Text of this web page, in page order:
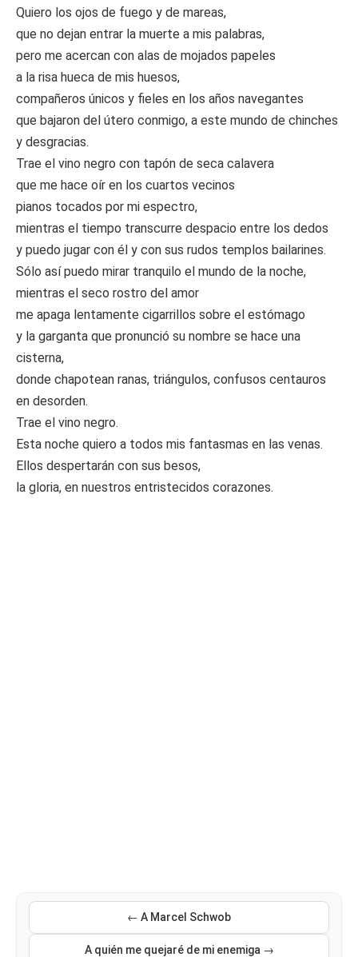
Quiero los ojos de fuego y de mareas,
que no dejan entrar la muerte a mis palabras,
pero me acercan con alas de mojados papeles
a la risa hueca de mis huesos,
compañeros únicos y fieles en los años navegantes
que bajaron del útero conmigo, a este mundo de chinches
y desgracias.
Trae el vino negro con tapón de seca calavera
que me hace oír en los cuartos vecinos
pianos tocados por mi espectro,
mientras el tiempo transcurre despacio entre los dedos
y puedo jugar con él y con sus rudos templos bailarines.
Sólo así puedo mirar tranquilo el mundo de la noche,
mientras el seco rostro del amor
me apaga lentamente cigarrillos sobre el estómago
y la garganta que pronunció su nombre se hace una
cisterna,
donde chapotean ranas, triángulos, confusos centauros
en desorden.
Trae el vino negro.
Esta noche quiero a todos mis fantasmas en las venas.
Ellos despertarán con sus besos,
la gloria, en nuestros entristecidos corazones.
← A Marcel Schwob
A quién me quejaré de mi enemiga →